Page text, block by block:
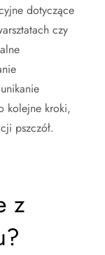
dotyczące
czy
kolejne kroki,
pszczół.
z